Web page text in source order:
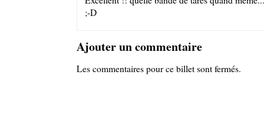
;-D
Ajouter un commentaire
Les commentaires pour ce billet sont fermés.